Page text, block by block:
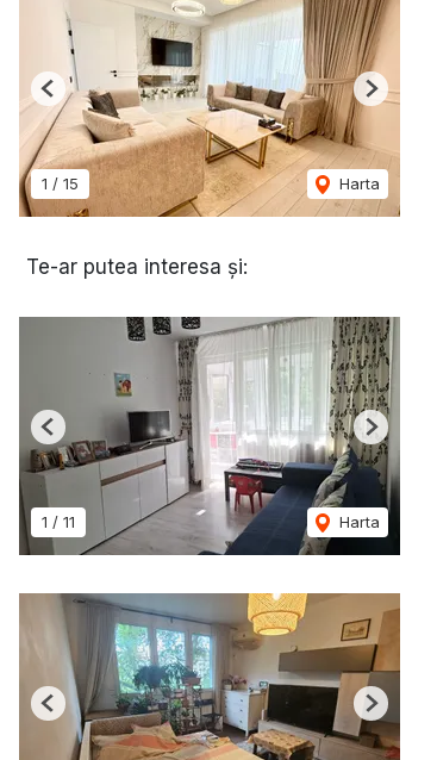
1 / 15 Harta
Previous Next
Te-ar putea interesa și:
1 / 11 Harta
Previous Next
Previous Next